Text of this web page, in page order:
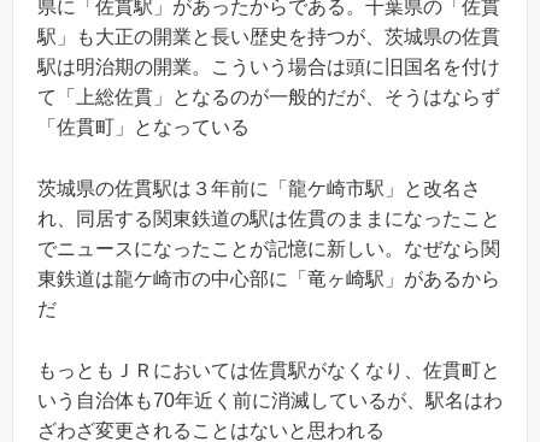
県に「佐貫駅」があったからである。千葉県の「佐貫
駅」も大正の開業と長い歴史を持つが、茨城県の佐貫
駅は明治期の開業。こういう場合は頭に旧国名を付け
て「上総佐貫」となるのが一般的だが、そうはならず
「佐貫町」となっている
茨城県の佐貫駅は３年前に「龍ケ崎市駅」と改名さ
れ、同居する関東鉄道の駅は佐貫のままになったこと
でニュースになったことが記憶に新しい。なぜなら関
東鉄道は龍ケ崎市の中心部に「竜ヶ崎駅」があるから
だ
もっともＪＲにおいては佐貫駅がなくなり、佐貫町と
いう自治体も70年近く前に消滅しているが、駅名はわ
ざわざ変更されることはないと思われる